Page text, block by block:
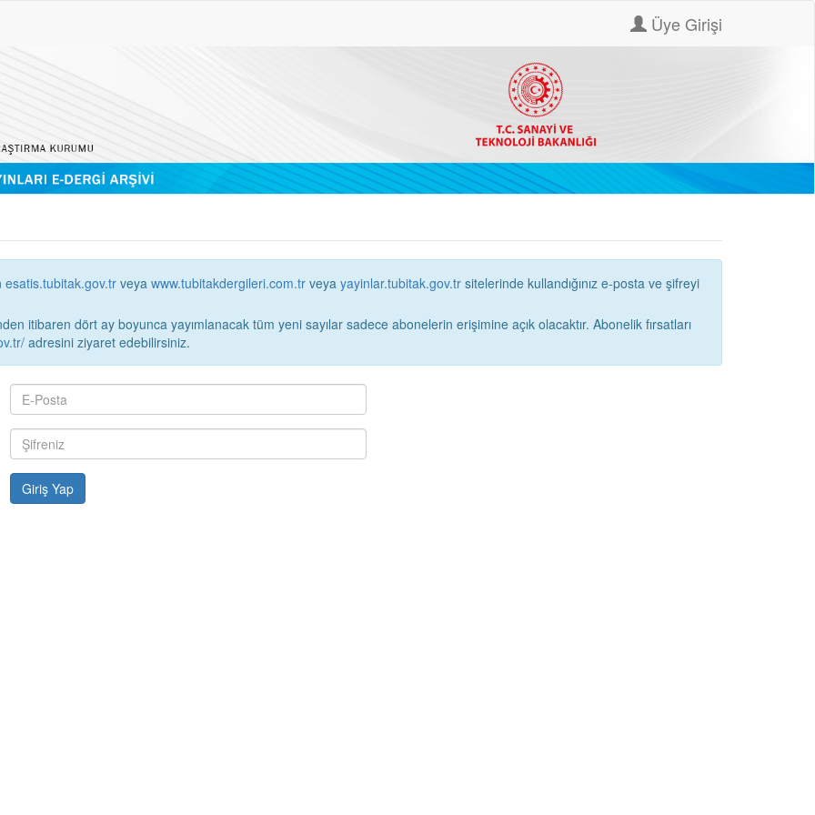
Üye Girişi
esatis.tubitak.gov.tr veya www.tubitakdergileri.com.tr veya yayinlar.tubitak.gov.tr
itibaren dört ay boyunca yayımlanacak tüm yeni sayılar sadece abonelerin erişimine açık olacaktır. Abonelik fırsatları
adresini ziyaret edebilirsiniz.